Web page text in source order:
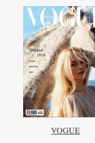
VOGUE